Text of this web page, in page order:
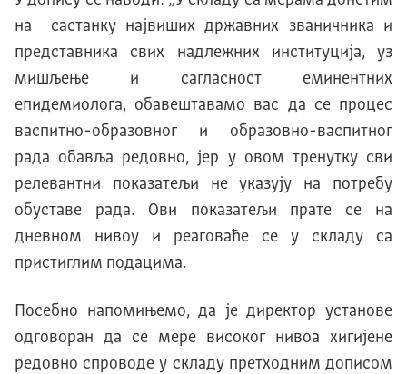
на састанку највиших државних званичника и
представника свих надлежних институција, уз
мишљење и сагласност еминентних
епидемиолога, обавештавамо вас да се процес
васпитно-образовног и образовно-васпитног
рада обавља редовно, јер у овом тренутку сви
релевантни показатељи не указују на потребу
обуставе рада. Ови показатељи прате се на
дневном нивоу и реаговаће се у складу са
пристиглим подацима.
Посебно напомињемо, да је директор установе
одговоран да се мере високог нивоа хигијене
редовно спроводе у складу претходним дописом